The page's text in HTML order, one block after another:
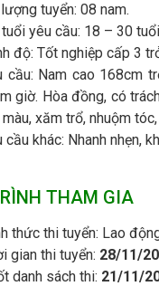
tuyển: 08 nam.
yêu cầu: 18 – 30 tuổi
độ: Tốt nghiệp cấp 3
cầu: Nam cao 168cm
giờ. Hòa đồng, có
xăm trổ, nhuộm
cầu khác: Nhanh nhẹn,
THAM GIA
thức thi tuyển: Lao
gian thi tuyển: 28/11/
danh sách thi: 21/11/